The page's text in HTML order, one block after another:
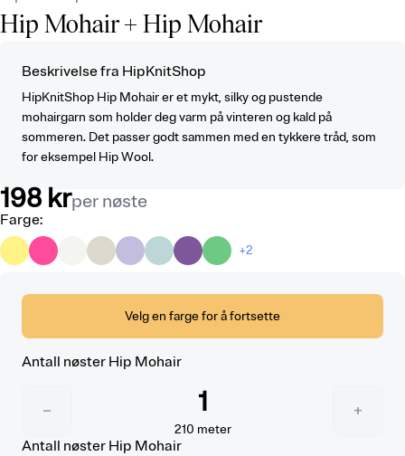
Hip Mohair+ Hip Mohair
Beskrivelse fra HipKnitShop
HipKnitShop Hip Mohair er et mykt, silky og pustende
mohairgarn som holder deg varm på vinteren og kald på
sommeren. Det passer godt sammen med en tykkere tråd, som
for eksempel Hip Wool.
198 krper nøste
Farge:
+2
Velg en farge for å fortsette
Antall nøster Hip Mohair
− 1
210 meter
+
Antall nøster Hip Mohair